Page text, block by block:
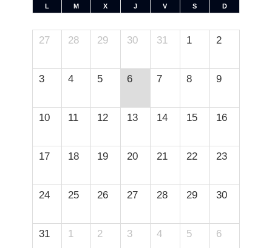
L M X J V S D
27 28 29 30 31 1 2
3 4 5 6 7 8 9
10 11 12 13 14 15 16
17 18 19 20 21 22 23
24 25 26 27 28 29 30
31 1 2 3 4 5 6